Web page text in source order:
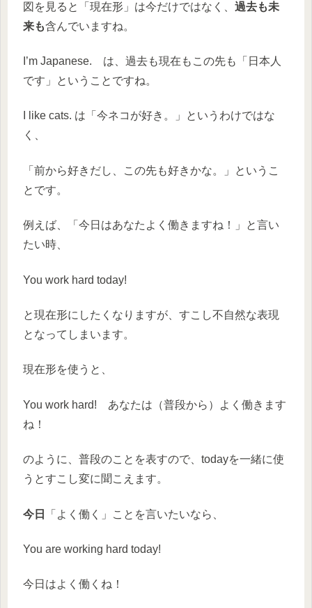
図を見ると「現在形」は今だけではなく、 過去も未
来も含んでいますね。
I’m Japanese. は、 過去も現在もこの先も「日本人
です」
ということですね。
I like cats. は「今ネコが好き。」というわけではな
く、
「前から好きだし、この先も好きかな。」
というこ
とです。
例えば、「今日はあなたよく働きますね！」と言い
たい時、
You work hard today!
と現在形にしたくなりますが、すこし不自然な表現
となってしまいます。
現在形を使うと、
You work hard! あなたは（普段から）よく働きます
ね！
のように、 普段のことを表すので、todayを一緒に使
うとすこし変に聞こえます。
今日 「よく働く」ことを言いたいなら、
You are working hard today!
今日はよく働くね！